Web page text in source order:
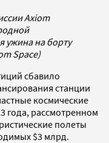
Axiom
ужина на борту
Space)
сбавило
станции
космические
года, рассмотренном
полеты
$3 млрд.